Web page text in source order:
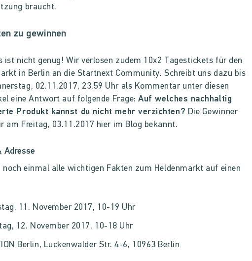
braucht.
zu gewinnen
ist nicht genug! Wir verlosen zudem 10x2 Tagestickets für den
in Berlin an die Startnext Community. Schreibt uns dazu bis
02.11.2017, 23.59 Uhr als Kommentar unter diesen
eine Antwort auf folgende Frage:Auf welches nachhaltig
Produkt kannst du nicht mehr verzichten? Die Gewinner
am Freitag, 03.11.2017 hier im Blog bekannt.
Adresse
noch einmal alle wichtigen Fakten zum Heldenmarkt auf einen
11. November 2017, 10-19 Uhr
12. November 2017, 10-18 Uhr
Berlin, Luckenwalder Str. 4-6, 10963 Berlin